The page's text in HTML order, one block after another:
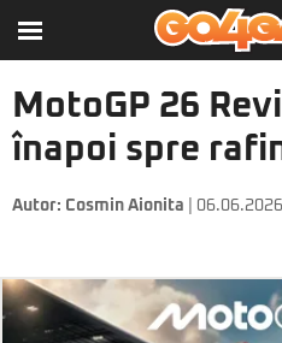
MotoGP 26
înapoi spre
Autor: Cosmin Aionita | 06.06.2026